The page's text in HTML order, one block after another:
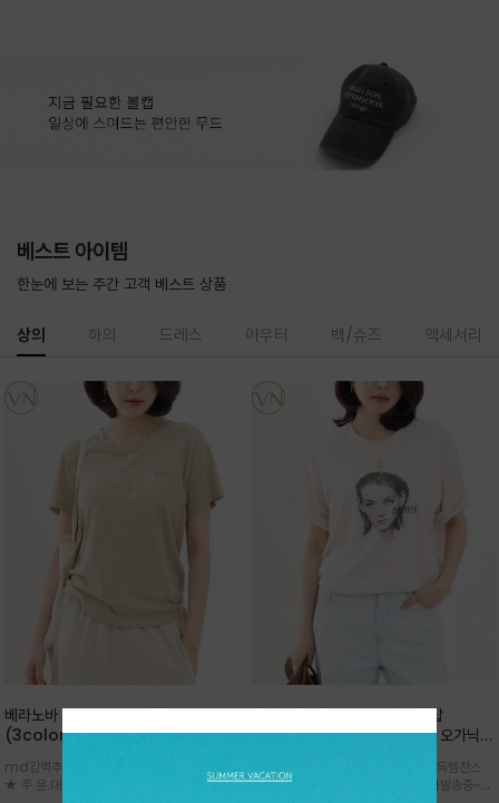
베스트 아이템
한눈에 보는 주간 고객 베스트 상품
베라노바 심플 VN13 코튼탑
(3color)*썸머 바이오 강연/ 스판 너
더더기 없이 깔끔한 무드가 매력적인
VN13 코튼 티셔츠
md강력추천 2026 신상품 ★한정 대박 세일
★ 주.문.대.폭.주 - 전컬러 인기~순차발송중
베라노바 어반 우먼 강연 코튼탑
(2color) *한여름 내내 입는 오가닉
워크 (Line Work) & 스케치/감각적
인 아트워크 프린트가 시선을 끄는 루즈
md강력추천 2026 신상품 ★대박 득템찬스
~~ 주.문.대.폭.주 - 전컬러 인기~순차발송중~★
상의 하의 드레스 아우터 백/슈즈 액세서리